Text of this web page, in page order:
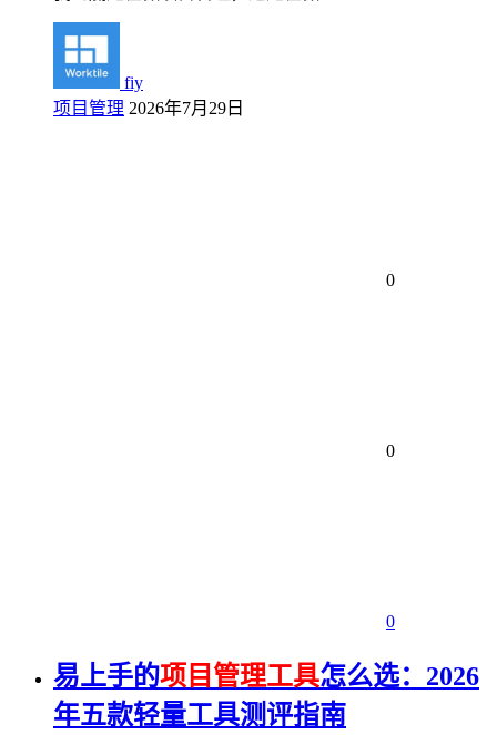
fiy
项目管理 2026年7月29日
0
0
0
易上手的项目管理工具怎么选：2026
年五款轻量工具测评指南